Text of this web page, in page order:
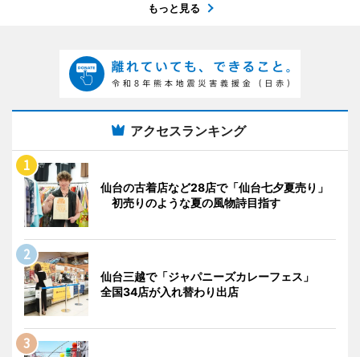
もっと見る
アクセスランキング
仙台の古着店など28店で「仙台七夕夏売り」
初売りのような夏の風物詩目指す
仙台三越で「ジャパニーズカレーフェス」
全国34店が入れ替わり出店